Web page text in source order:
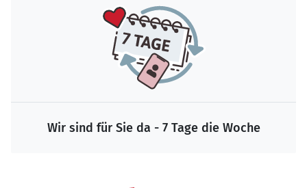
Wir sind für Sie da - 7 Tage die Woche